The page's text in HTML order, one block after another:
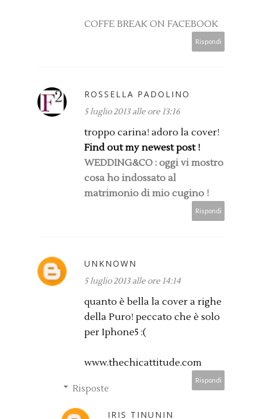
COFFE BREAK ON FACEBOOK
Rispondi
ROSSELLA PADOLINO
5 luglio 2013 alle ore 13:16
troppo carina! adoro la cover!
Find out my newest post !
WEDDING&CO : oggi vi mostro
cosa ho indossato al
matrimonio di mio cugino !
Rispondi
UNKNOWN
5 luglio 2013 alle ore 14:14
quanto è bella la cover a righe
della Puro! peccato che è solo
per Iphone5 :(
www.thechicattitude.com
Rispondi
Risposte
IRIS TINUNIN